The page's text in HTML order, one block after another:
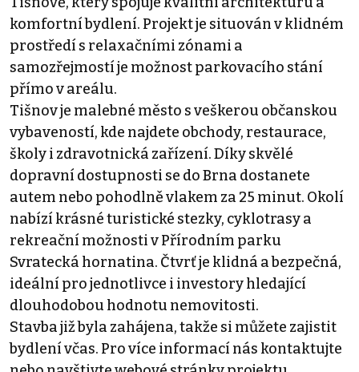
komfortní bydlení. Projekt je situován v klidném
prostředí s relaxačními zónami a
samozřejmostí je možnost parkovacího stání
přímo v areálu.
Tišnov je malebné město s veškerou občanskou
vybaveností, kde najdete obchody, restaurace,
školy i zdravotnická zařízení. Díky skvělé
dopravní dostupnosti se do Brna dostanete
autem nebo pohodlně vlakem za 25 minut. Okolí
nabízí krásné turistické stezky, cyklotrasy a
rekreační možnosti v Přírodním parku
Svratecká hornatina. Čtvrť je klidná a bezpečná,
ideální pro jednotlivce i investory hledající
dlouhodobou hodnotu nemovitosti.
Stavba již byla zahájena, takže si můžete zajistit
bydlení včas. Pro více informací nás kontaktujte